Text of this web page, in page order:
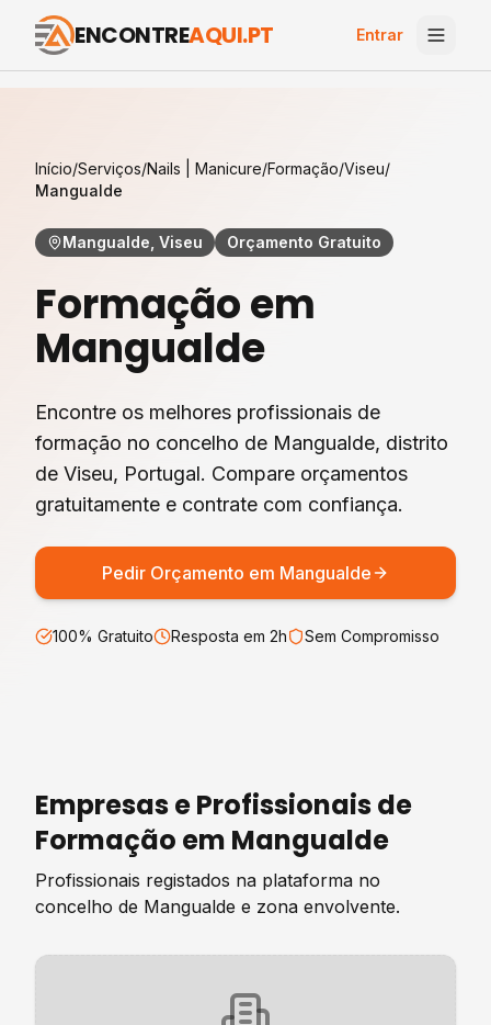
ENCONTREAQUI.PT Entrar
Início/Serviços/Nails | Manicure/Formação/Viseu/
Mangualde
Mangualde, Viseu Orçamento Gratuito
Formaçãoem
Mangualde
Encontre os melhores profissionais de
formação no concelho de Mangualde, distrito
de Viseu, Portugal. Compare orçamentos
gratuitamente e contrate com confiança.
Pedir Orçamento em Mangualde
100% Gratuito Resposta em 2h Sem Compromisso
Empresas e Profissionais de
Formação em Mangualde
Profissionais registados na plataforma no
concelho de Mangualde e zona envolvente.